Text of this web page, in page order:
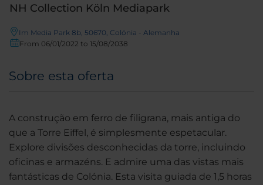
NH Collection Köln Mediapark
Im Media Park 8b, 50670, Colónia - Alemanha
From 06/01/2022 to 15/08/2038
Sobre esta oferta
A construção em ferro de filigrana, mais antiga do
que a Torre Eiffel, é simplesmente espetacular.
Explore divisões desconhecidas da torre, incluindo
oficinas e armazéns. E admire uma das vistas mais
fantásticas de Colónia. Esta visita guiada de 1,5 horas